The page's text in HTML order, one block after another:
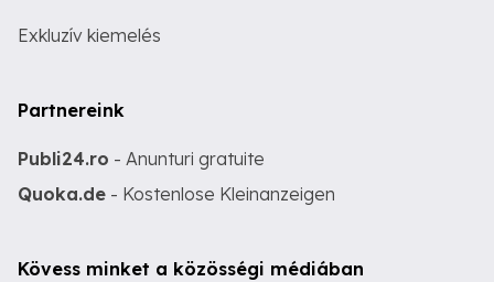
Exkluzív kiemelés
Partnereink
Publi24.ro - Anunturi gratuite
Quoka.de - Kostenlose Kleinanzeigen
Kövess minket a közösségi médiában